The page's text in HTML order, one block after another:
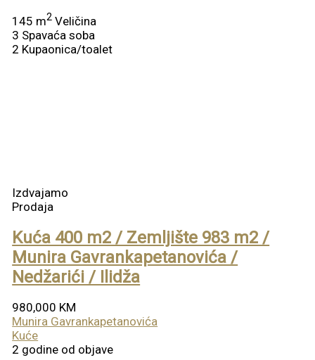
145 m2 Veličina
3 Spavaća soba
2 Kupaonica/toalet
Izdvajamo
Prodaja
Kuća 400 m2 / Zemljište 983 m2 /
Munira Gavrankapetanovića /
Nedžarići / Ilidža
980,000 KM
Munira Gavrankapetanovića
Kuće
2 godine od objave